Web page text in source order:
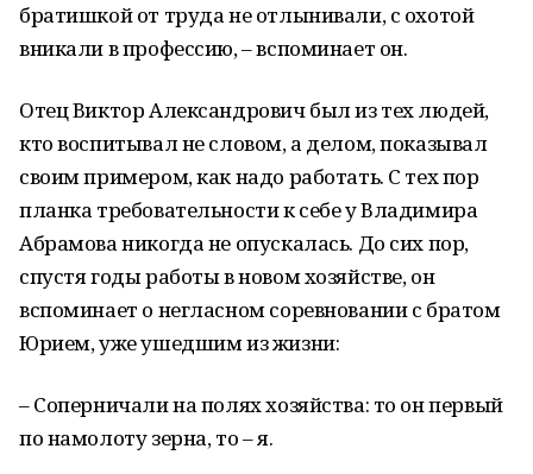
братишкой от труда не отлынивали, с охотой
вникали в профессию, – вспоминает он.
Отец Виктор Александрович был из тех людей,
кто воспитывал не словом, а делом, показывал
своим примером, как надо работать. С тех пор
планка требовательности к себе у Владимира
Абрамова никогда не опускалась. До сих пор,
спустя годы работы в новом хозяйстве, он
вспоминает о негласном соревновании с братом
Юрием, уже ушедшим из жизни:
– Соперничали на полях хозяйства: то он первый
по намолоту зерна, то – я.